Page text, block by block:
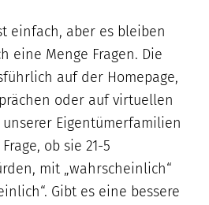
einfach, aber es bleiben
eine Menge Fragen. Die
auf der Homepage,
oder auf virtuellen
unserer Eigentümerfamilien
ob sie 21-5
mit „wahrscheinlich“
Gibt es eine bessere